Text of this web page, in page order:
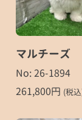
マルチーズ
No: 26-1894
261,800円 (税